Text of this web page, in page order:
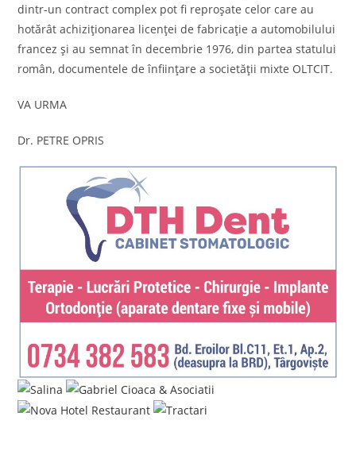
dintr-un contract complex pot fi reproşate celor care au
hotărât achiziţionarea licenţei de fabricaţie a automobilului
francez şi au semnat în decembrie 1976, din partea statului
român, documentele de înfiinţare a societăţii mixte OLTCIT.
VA URMA
Dr. PETRE OPRIS